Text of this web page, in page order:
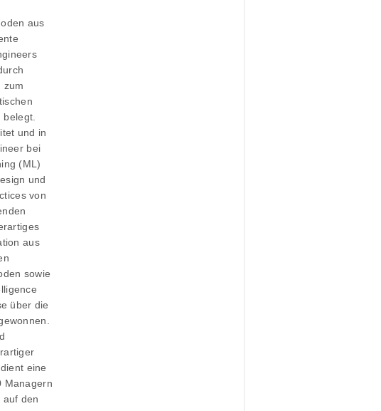
aus
zum
belegt.
und in
bei
(ML)
und
von
aus
sowie
über die
eine
Managern
auf den